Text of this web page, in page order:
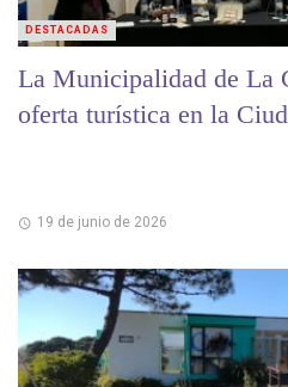
La Municipalidad de La
oferta turística en la
19 de junio de 2026
DESTACADAS